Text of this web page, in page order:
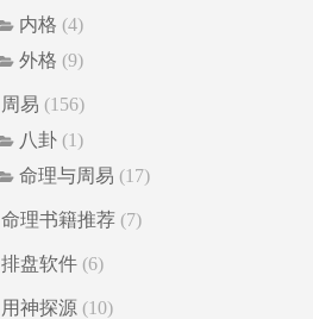
内格 (4)
外格 (9)
周易 (156)
八卦 (1)
命理与周易 (17)
命理书籍推荐 (7)
排盘软件 (6)
用神探源 (10)